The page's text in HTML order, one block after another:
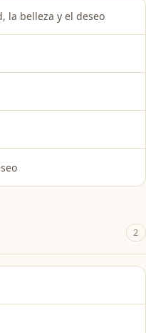
la belleza y el deseo
2